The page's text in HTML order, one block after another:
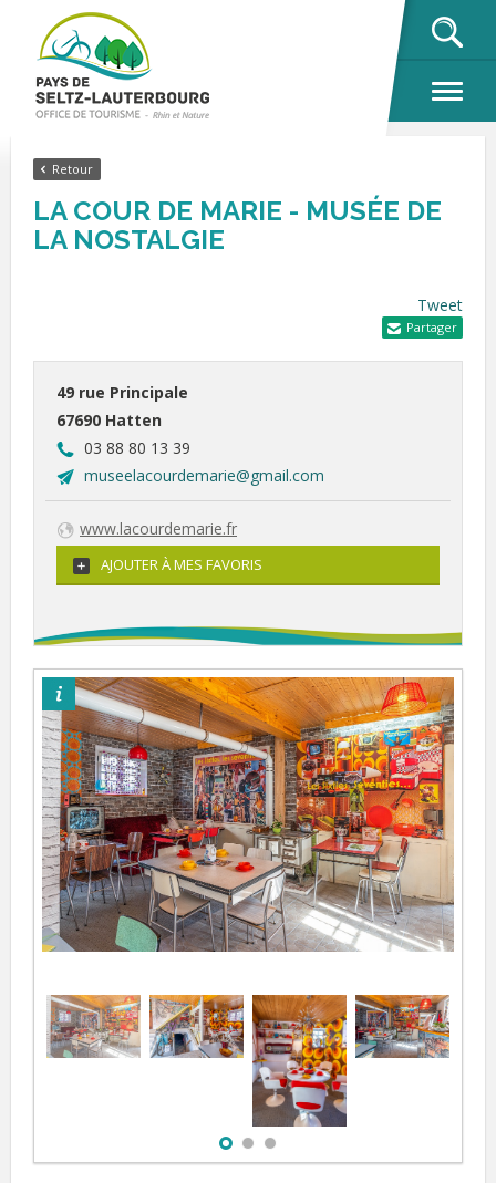
Retour
LA COUR DE MARIE - MUSÉE DE
LA NOSTALGIE
Tweet
Partager
49 rue Principale
67690 Hatten
03 88 80 13 39
museelacourdemarie@gmail.com
www.lacourdemarie.fr
AJOUTER À MES FAVORIS
OTi de l'Alsace Verte